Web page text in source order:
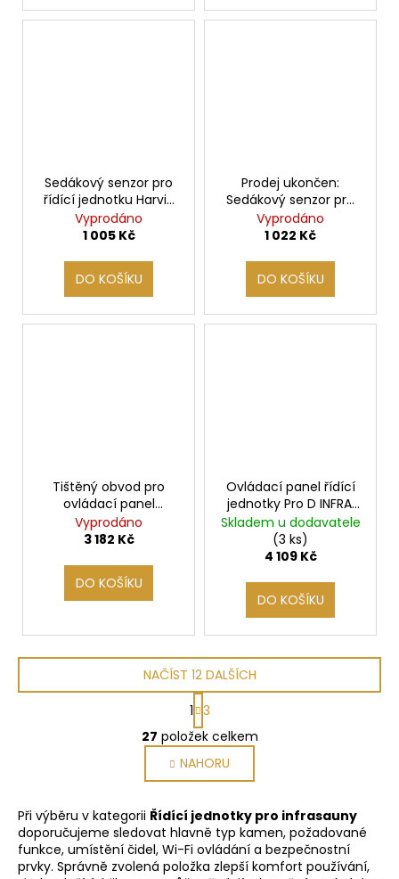
Sedákový senzor pro
řídící jednotku Harvia
Infrabox
Vyprodáno
1 005 Kč
DO KOŠÍKU
Prodej ukončen:
Sedákový senzor pro
řídící jednotku
Infrabox
Vyprodáno
1 022 Kč
DO KOŠÍKU
Tištěný obvod pro
ovládací panel
infrasauny Radiant
Vyprodáno
3 182 Kč
DO KOŠÍKU
Ovládací panel řídící
jednotky Pro D INFRA,
bílá
Skladem u dodavatele
(3 ks)
4 109 Kč
DO KOŠÍKU
O
v
l
á
d
a
c
í
NAČÍST 12 DALŠÍCH
S
t
r
á
n
k
v
á
n
í
1 3
27 položek celkem
NAHORU
Při výběru v kategorii Řídící jednotky pro infrasauny
doporučujeme sledovat hlavně typ kamen, požadované
funkce, umístění čidel, Wi-Fi ovládání a bezpečnostní
prvky. Správně zvolená položka zlepší komfort používání,